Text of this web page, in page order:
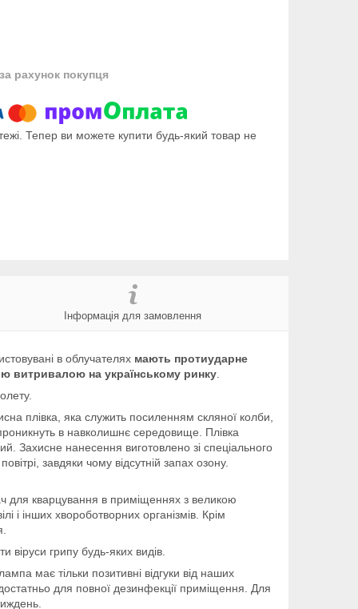
за рахунок покупця
Тепер ви можете купити будь-який товар не
Інформація для замовлення
в облучателях мають протиударне
витривалою на українському ринку
плівка, яка служить посиленням скляної колби,
в навколишнє середовище. Плівка
Захисне нанесення виготовлено зі спеціального
завдяки чому відсутній запах озону.
для кварцування в приміщеннях з великою
і інших хвороботворних організмів. Крім
віруси грипу будь-яких видів.
має тільки позитивні відгуки від наших
для повної дезинфекції приміщення. Для